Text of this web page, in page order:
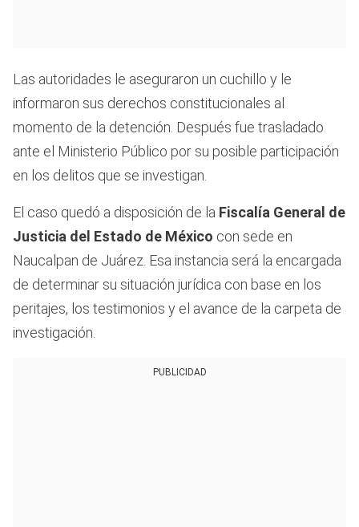
Las autoridades le aseguraron un cuchillo y le
informaron sus derechos constitucionales al
momento de la detención. Después fue trasladado
ante el Ministerio Público por su posible participación
en los delitos que se investigan.
El caso quedó a disposición de la Fiscalía General de
Justicia del Estado de México con sede en
Naucalpan de Juárez. Esa instancia será la encargada
de determinar su situación jurídica con base en los
peritajes, los testimonios y el avance de la carpeta de
investigación.
PUBLICIDAD